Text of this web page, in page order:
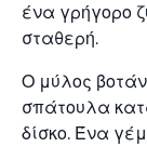
ένα γρήγορο
σταθερή.
Ο μύλος
σπάτουλα
δίσκο. Ένα